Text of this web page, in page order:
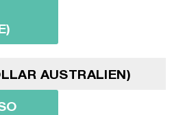
AUSTRALIEN)